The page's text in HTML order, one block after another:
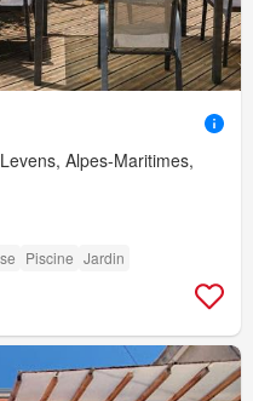
Alpes-Maritimes,
Piscine Jardin